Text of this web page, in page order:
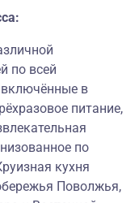
по всей
включённые в
питание,
по
кухня
Поволжья,